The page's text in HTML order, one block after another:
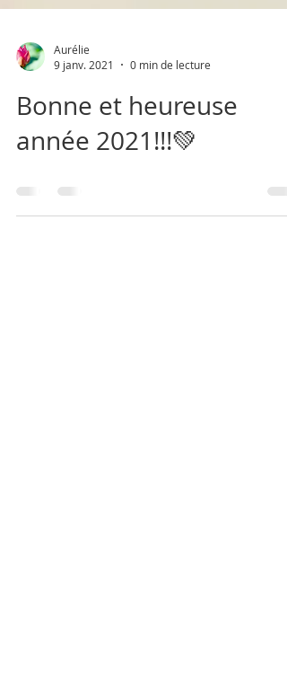
Aurélie
9 janv. 2021
0 min de lecture
Bonne et heureuse
année 2021!!!💚